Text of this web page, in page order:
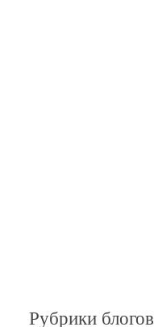
Рубрики блогов